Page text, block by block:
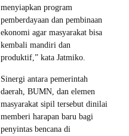
menyiapkan program
pemberdayaan dan pembinaan
ekonomi agar masyarakat bisa
kembali mandiri dan
produktif,” kata Jatmiko.
Sinergi antara pemerintah
daerah, BUMN, dan elemen
masyarakat sipil tersebut dinilai
memberi harapan baru bagi
penyintas bencana di